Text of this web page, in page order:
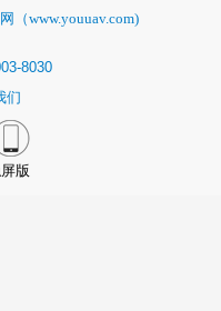
（www.youuav.com)
8030
们
版